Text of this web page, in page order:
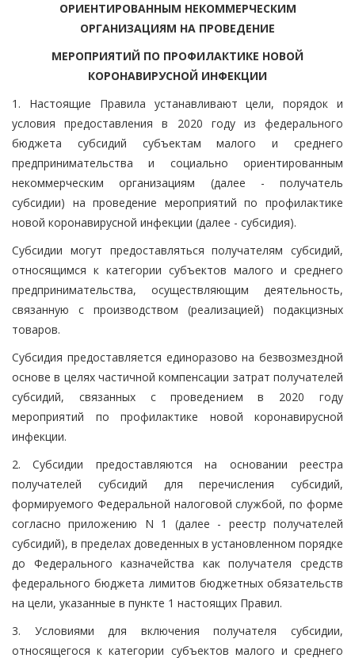
ОРИЕНТИРОВАННЫМ НЕКОММЕРЧЕСКИМ
ОРГАНИЗАЦИЯМ НА ПРОВЕДЕНИЕ
МЕРОПРИЯТИЙ ПО ПРОФИЛАКТИКЕ НОВОЙ
КОРОНАВИРУСНОЙ ИНФЕКЦИИ
1. Настоящие Правила устанавливают цели, порядок и
условия предоставления в 2020 году из федерального
бюджета субсидий субъектам малого и среднего
предпринимательства и социально ориентированным
некоммерческим организациям (далее - получатель
субсидии) на проведение мероприятий по профилактике
новой коронавирусной инфекции (далее - субсидия).
Субсидии могут предоставляться получателям субсидий,
относящимся к категории субъектов малого и среднего
предпринимательства, осуществляющим деятельность,
связанную с производством (реализацией) подакцизных
товаров.
Субсидия предоставляется единоразово на безвозмездной
основе в целях частичной компенсации затрат получателей
субсидий, связанных с проведением в 2020 году
мероприятий по профилактике новой коронавирусной
инфекции.
2. Субсидии предоставляются на основании реестра
получателей субсидий для перечисления субсидий,
формируемого Федеральной налоговой службой, по форме
согласно приложению N 1 (далее - реестр получателей
субсидий), в пределах доведенных в установленном порядке
до Федерального казначейства как получателя средств
федерального бюджета лимитов бюджетных обязательств
на цели, указанные в пункте 1 настоящих Правил.
3. Условиями для включения получателя субсидии,
относящегося к категории субъектов малого и среднего